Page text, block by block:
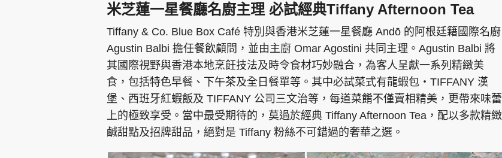
米芝蓮一星餐廳名廚主理 必試經典Tiffany Afternoon Tea
Tiffany & Co. Blue Box Café 特別與香港米芝蓮一星餐廳 Andō 的阿根廷籍國際名廚
Agustin Balbi 擔任餐飲顧問，並由主廚 Omar Agostini 共同主理。Agustin Balbi 將
其國際視野與香港本地烹飪技法及時令食材巧妙融合，為客人呈獻一系列精緻美
食，包括特色早餐、下午茶及全日餐單等。其中必試菜式有龍蝦包‧TIFFANY 漢
堡、西班牙紅蝦飯及 TIFFANY 公司三文治等，每道菜餚不僅賣相精美，更帶來味蕾
上的極致享受。當中最受期待的，莫過於經典 Tiffany Afternoon Tea，配以多款精緻
鹹甜點及招牌甜品，絕對是 Tiffany 粉絲不可錯過的奢華之選。